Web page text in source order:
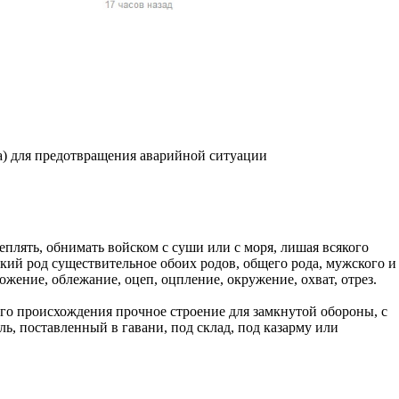
женщин и
страны),
для предотвращения аварийной ситуации
обнимать войском с суши или с моря, лишая всякого
род существительное обоих родов, общего рода, мужского и
облежание, оцеп, оцпление, окружение, охват, отрез.
происхождения прочное строение для замкнутой обороны, с
поставленный в гавани, под склад, под казарму или